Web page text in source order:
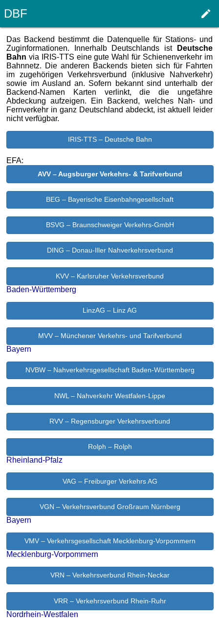
DBF edit
Das Backend bestimmt die Datenquelle für Stations- und
Zuginformationen. Innerhalb Deutschlands ist
Deutsche
Bahn via IRIS-TTS eine gute Wahl für Schienenverkehr im
Bahnnetz. Die anderen Backends bieten sich für Fahrten
im zugehörigen Verkehrsverbund (inklusive Nahverkehr)
sowie im Ausland an. Sofern bekannt sind unterhalb der
Backend-Namen Karten verlinkt, die die ungefähre
Abdeckung aufzeigen. Ein Backend, welches Nah- und
Fernverkehr in ganz Deutschland abdeckt, ist aktuell leider
nicht verfügbar.
IRIS-TTS – Deutsche Bahn
EFA:
AVV – Augsburger Verkehrs- & Tarifverbund
BEG – Bayerische Eisenbahngesellschaft
BSVG – Braunschweiger Verkehrs-GmbH
DING – Donau-Iller Nahverkehrsverbund
KVV – Karlsruher Verkehrsverbund
Baden-Württemberg
LinzAG – Linz AG
MVV – Münchener Verkehrs- und Tarifverbund
Bayern
NVBW – Nahverkehrsgesellschaft Baden-Württemberg
NWL – Nahverkehr Westfalen-Lippe
RVV – Regensburger Verkehrsverbund
Rolph – Rolph
Rheinland-Pfalz
VAG – Freiburger Verkehrs AG
VGN – Verkehrsverbund Großraum Nürnberg
Bayern
VMV – Verkehrsgesellschaft Mecklenburg-Vorpommern
Mecklenburg-Vorpommern
VRN – Verkehrsverbund Rhein-Neckar
VRR – Verkehrsverbund Rhein-Ruhr
Nordrhein-Westfalen